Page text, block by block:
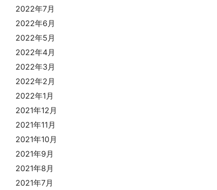
2022年7月
2022年6月
2022年5月
2022年4月
2022年3月
2022年2月
2022年1月
2021年12月
2021年11月
2021年10月
2021年9月
2021年8月
2021年7月